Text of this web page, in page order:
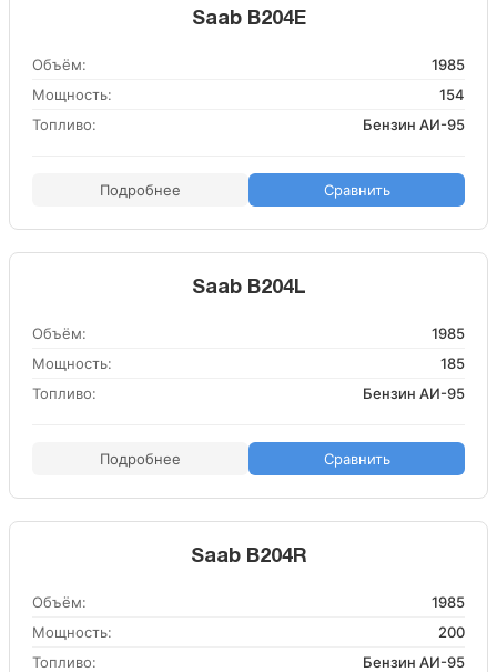
Saab B204E
Объём:
1985
Мощность:
154
Топливо:
Бензин АИ-95
Подробнее Сравнить
Saab B204L
Объём:
1985
Мощность:
185
Топливо:
Бензин АИ-95
Подробнее Сравнить
Saab B204R
Объём:
1985
Мощность:
200
Топливо:
Бензин АИ-95